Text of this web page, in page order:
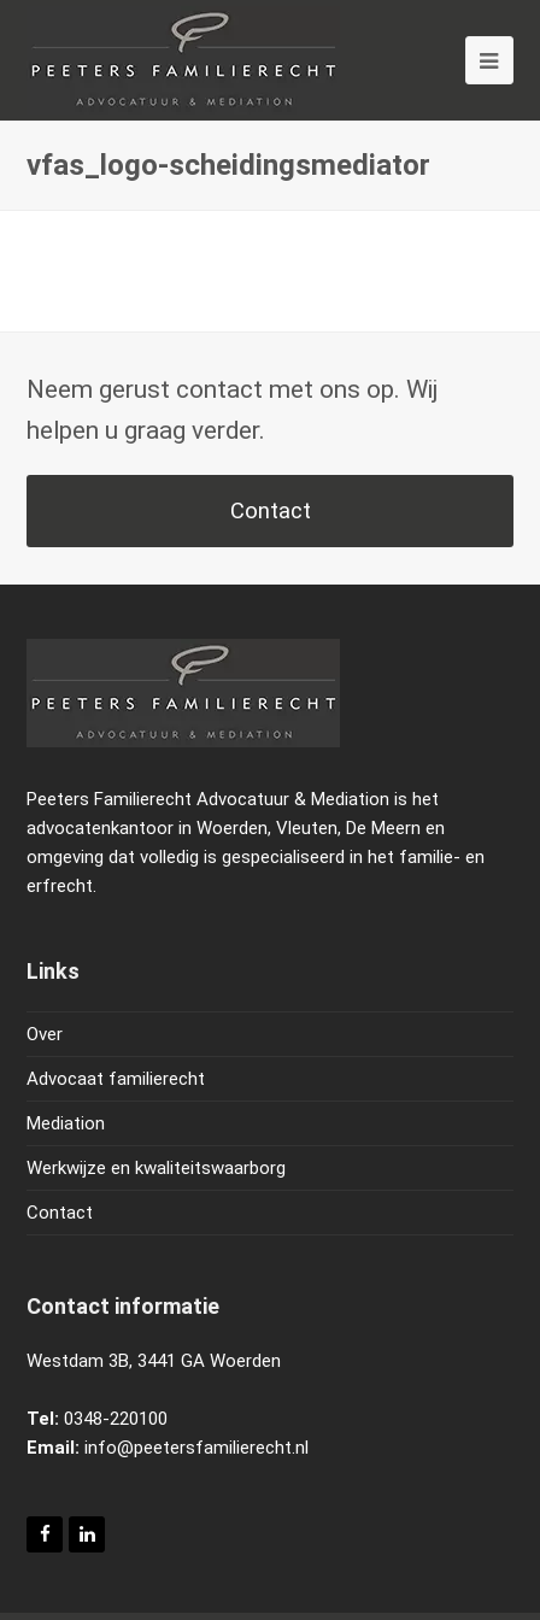
vfas_logo-scheidingsmediator
Neem gerust contact met ons op. Wij
helpen u graag verder.
Contact
Peeters Familierecht Advocatuur & Mediation is het
advocatenkantoor in Woerden, Vleuten, De Meern en
omgeving dat volledig is gespecialiseerd in het familie- en
erfrecht.
Links
Over
Advocaat familierecht
Mediation
Werkwijze en kwaliteitswaarborg
Contact
Contact informatie
Westdam 3B, 3441 GA Woerden
Tel: 0348-220100
Email: info@peetersfamilierecht.nl